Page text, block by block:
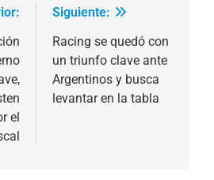
el
Siguiente:
Racing se quedó con
un triunfo clave ante
Argentinos y busca
levantar en la tabla